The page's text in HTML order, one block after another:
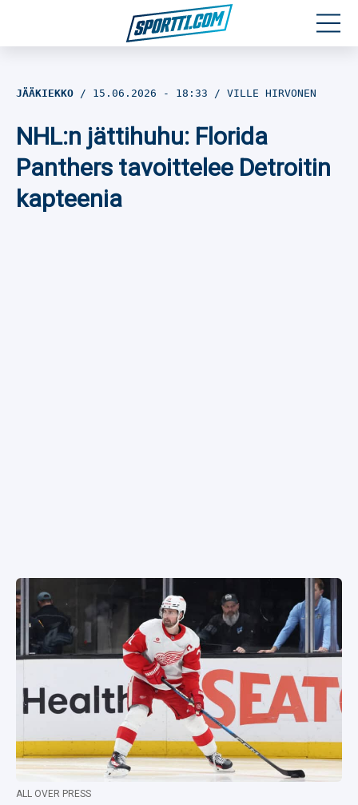
Jalkapallo
Yleisurheilu
JÄÄKIEKKO 15.06.2026 - 18:33 VILLE HIRVONEN
NHL:n jättihuhu: Florida
Panthers tavoittelee Detroitin
kapteenia
ALL OVER PRESS